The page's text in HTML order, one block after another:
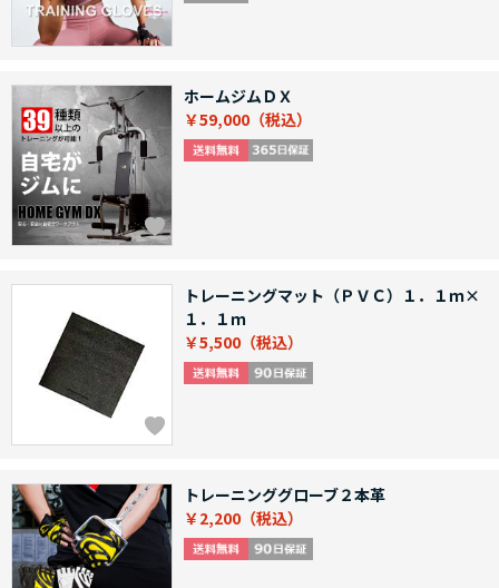
ホームジムＤＸ
￥59,000
トレーニングマット（ＰＶＣ）１．１ｍ×
１．１ｍ
￥5,500
トレーニンググローブ２本革
￥2,200